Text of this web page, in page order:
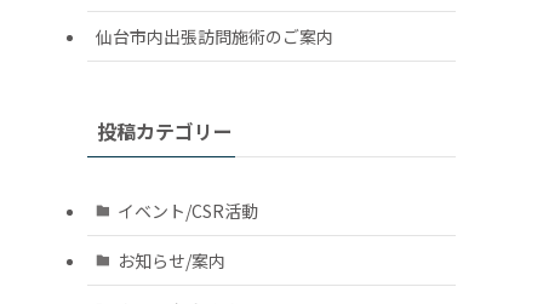
仙台市内出張訪問施術のご案内
投稿カテゴリー
イベント/CSR活動
お知らせ/案内